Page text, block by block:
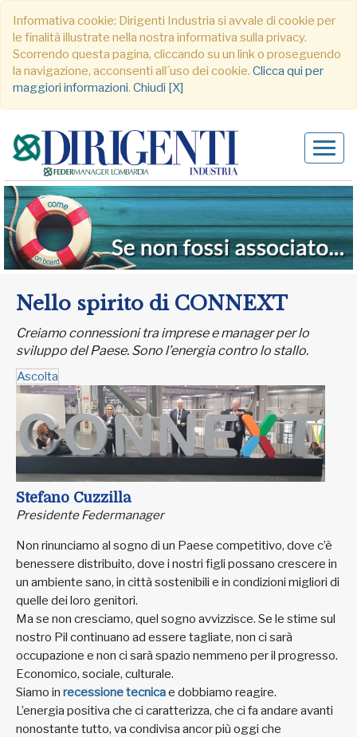
Informativa cookie: Dirigenti Industria si avvale di cookie per
le finalità illustrate nella nostra informativa sulla privacy.
Scorrendo questa pagina, cliccando su un link o proseguendo
la navigazione, acconsenti all´uso dei cookie. Clicca qui per
maggiori informazioni. Chiudi [X]
Nello spirito di CONNEXT
Creiamo connessioni tra imprese e manager per lo
sviluppo del Paese. Sono l’energia contro lo stallo.
Ascolta
Stefano Cuzzilla
Presidente Federmanager
Non rinunciamo al sogno di un Paese competitivo, dove c’è
benessere distribuito, dove i nostri figli possano crescere in
un ambiente sano, in città sostenibili e in condizioni migliori di
quelle dei loro genitori.
Ma se non cresciamo, quel sogno avvizzisce. Se le stime sul
nostro Pil continuano ad essere tagliate, non ci sarà
occupazione e non ci sarà spazio nemmeno per il progresso.
Economico, sociale, culturale.
Siamo in recessione tecnicae dobbiamo reagire.
L’energia positiva che ci caratterizza, che ci fa andare avanti
nonostante tutto, va condivisa ancor più oggi che